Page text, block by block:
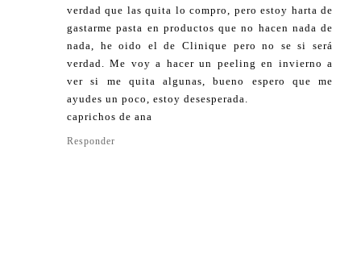
verdad que las quita lo compro, pero estoy harta de
gastarme pasta en productos que no hacen nada de
nada, he oido el de Clinique pero no se si será
verdad. Me voy a hacer un peeling en invierno a
ver si me quita algunas, bueno espero que me
ayudes un poco, estoy desesperada.
caprichos de ana
Responder